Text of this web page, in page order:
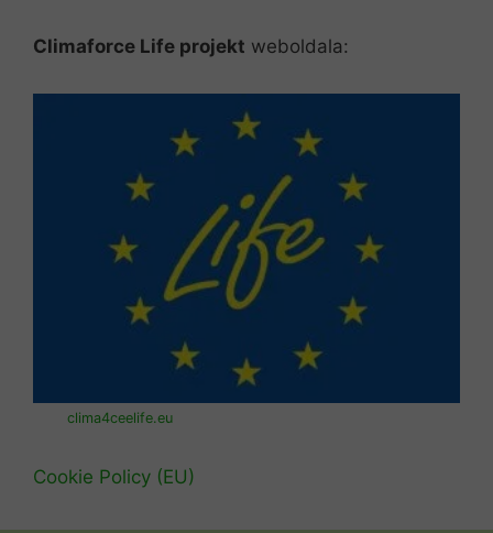
Climaforce Life projekt weboldala:
clima4ceelife.eu
Cookie Policy (EU)